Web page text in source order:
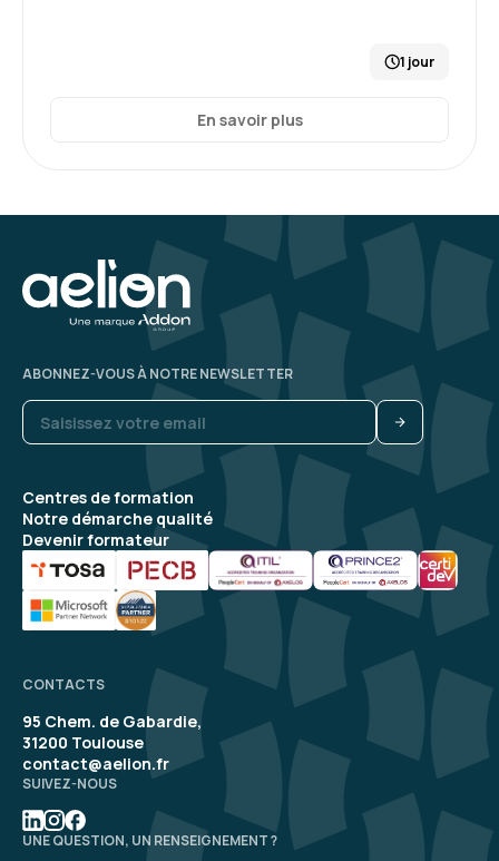
1 jour
En savoir plus
Centres de formation
Notre démarche qualité
Devenir formateur
ABONNEZ-VOUS À NOTRE NEWSLETTER
CONTACTS
95 Chem. de Gabardie,
31200 Toulouse
contact@aelion.fr
SUIVEZ-NOUS
UNE QUESTION, UN RENSEIGNEMENT ?